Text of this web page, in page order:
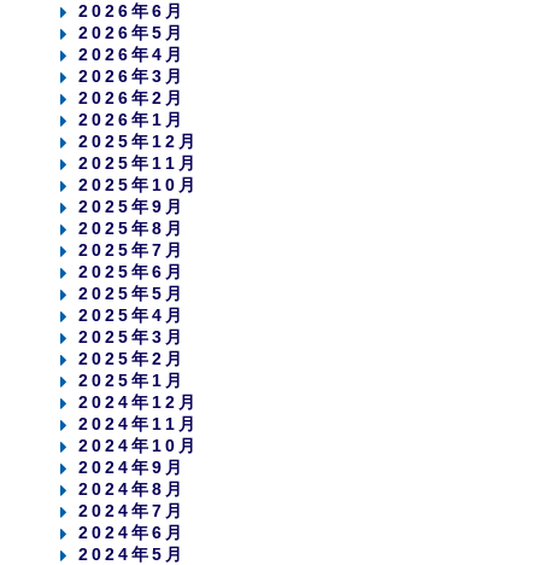
2026年6月
2026年5月
2026年4月
2026年3月
2026年2月
2026年1月
2025年12月
2025年11月
2025年10月
2025年9月
2025年8月
2025年7月
2025年6月
2025年5月
2025年4月
2025年3月
2025年2月
2025年1月
2024年12月
2024年11月
2024年10月
2024年9月
2024年8月
2024年7月
2024年6月
2024年5月